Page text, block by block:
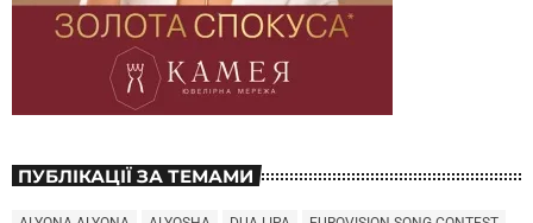
ПУБЛІКАЦІЇ ЗА ТЕМАМИ